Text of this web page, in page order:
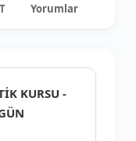
Yorumlar
KURSU -